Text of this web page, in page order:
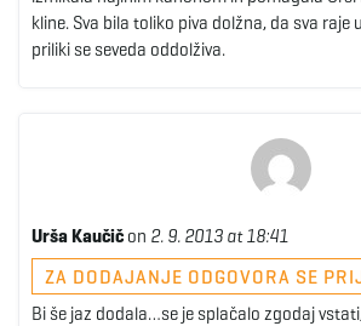
kline. Sva bila toliko piva dolžna, da sva raje
priliki se seveda oddolživa.
Urša Kaučič on 2. 9. 2013 at 18:41
ZA DODAJANJE ODGOVORA SE
Bi še jaz dodala…se je splačalo zgodaj